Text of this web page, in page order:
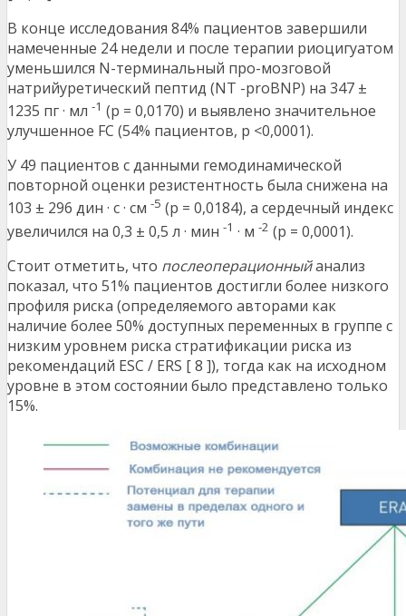
В конце исследования 84% пациентов завершили
намеченные 24 недели и после терапии риоцигуатом
уменьшился N-терминальный про-мозговой
натрийуретический пептид (NT -proBNP) на 347 ±
1235 пг · мл -1 (p = 0,0170) и выявлено значительное
улучшенное FC (54% пациентов, p <0,0001).
У 49 пациентов с данными гемодинамической
повторной оценки резистентность была снижена на
103 ± 296 дин · с · см -5 (p = 0,0184), а сердечный индекс
увеличился на 0,3 ± 0,5 л · мин -1 · м -2 (р = 0,0001).
Стоит отметить, что послеоперационныйанализ
показал, что 51% пациентов достигли более низкого
профиля риска (определяемого авторами как
наличие более 50% доступных переменных в группе с
низким уровнем риска стратификации риска из
рекомендаций ESC / ERS [ 8 ]), тогда как на исходном
уровне в этом состоянии было представлено только
15%.